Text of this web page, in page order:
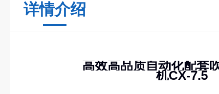
详情介绍
高效高品质自动化配套
机CX-7.5